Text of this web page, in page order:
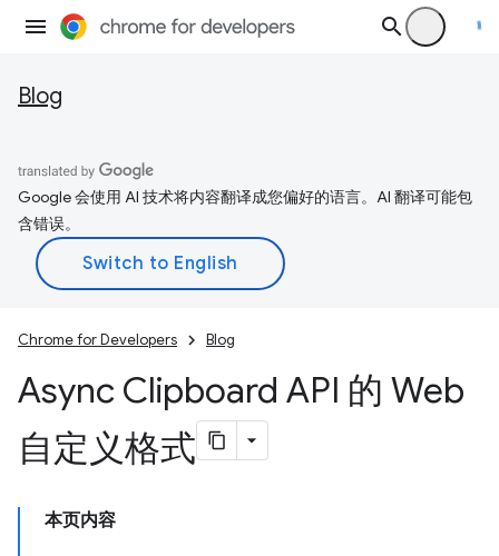
Blog
Google 会使用 AI 技术将内容翻译成您偏好的语言。AI 翻译可能包
含错误。
Chrome for Developers Blog
Async Clipboard API 的 Web
自定义格式
本页内容